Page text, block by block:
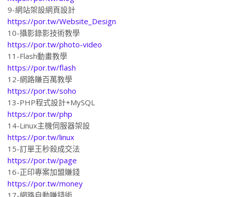
https://por.tw/blog
9-網站架設網頁設計
https://por.tw/Website_Design
10-攝影錄影技術教學
https://por.tw/photo-video
11-Flash動畫教學
https://por.tw/flash
12-網路賺百萬教學
https://por.tw/soho
13-PHP程式設計+MySQL
https://por.tw/php
14-Linux主機伺服器架設
https://por.tw/linux
15-訂單王秒殺成交法
https://por.tw/page
16-正印專案加盟賺錢
https://por.tw/money